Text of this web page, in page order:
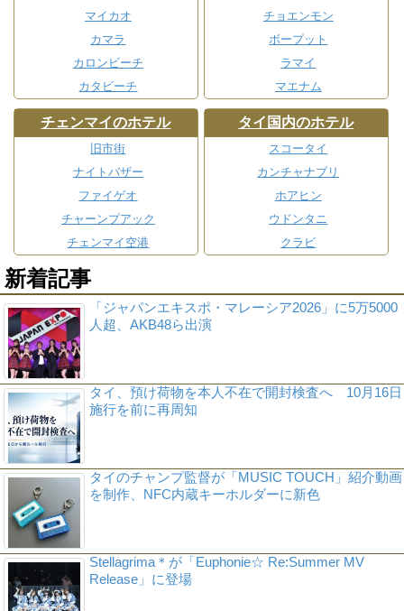
マイカオ
カマラ
カロンビーチ
カタビーチ
チョエンモン
ボープット
ラマイ
マエナム
チェンマイのホテル
旧市街
ナイトバザー
ファイゲオ
チャーンプアック
チェンマイ空港
タイ国内のホテル
スコータイ
カンチャナブリ
ホアヒン
ウドンタニ
クラビ
新着記事
「ジャパンエキスポ・マレーシア2026」に5万5000
人超、AKB48ら出演
タイ、預け荷物を本人不在で開封検査へ 10月16日
施行を前に再周知
タイのチャンプ監督が「MUSIC TOUCH」紹介動画
を制作、NFC内蔵キーホルダーに新色
Stellagrima＊が「Euphonie☆ Re:Summer MV
Release」に登場